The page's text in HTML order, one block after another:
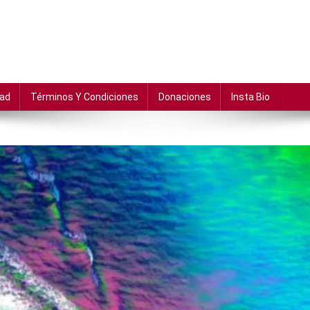
Términos Y Condiciones Donaciones Insta Bio